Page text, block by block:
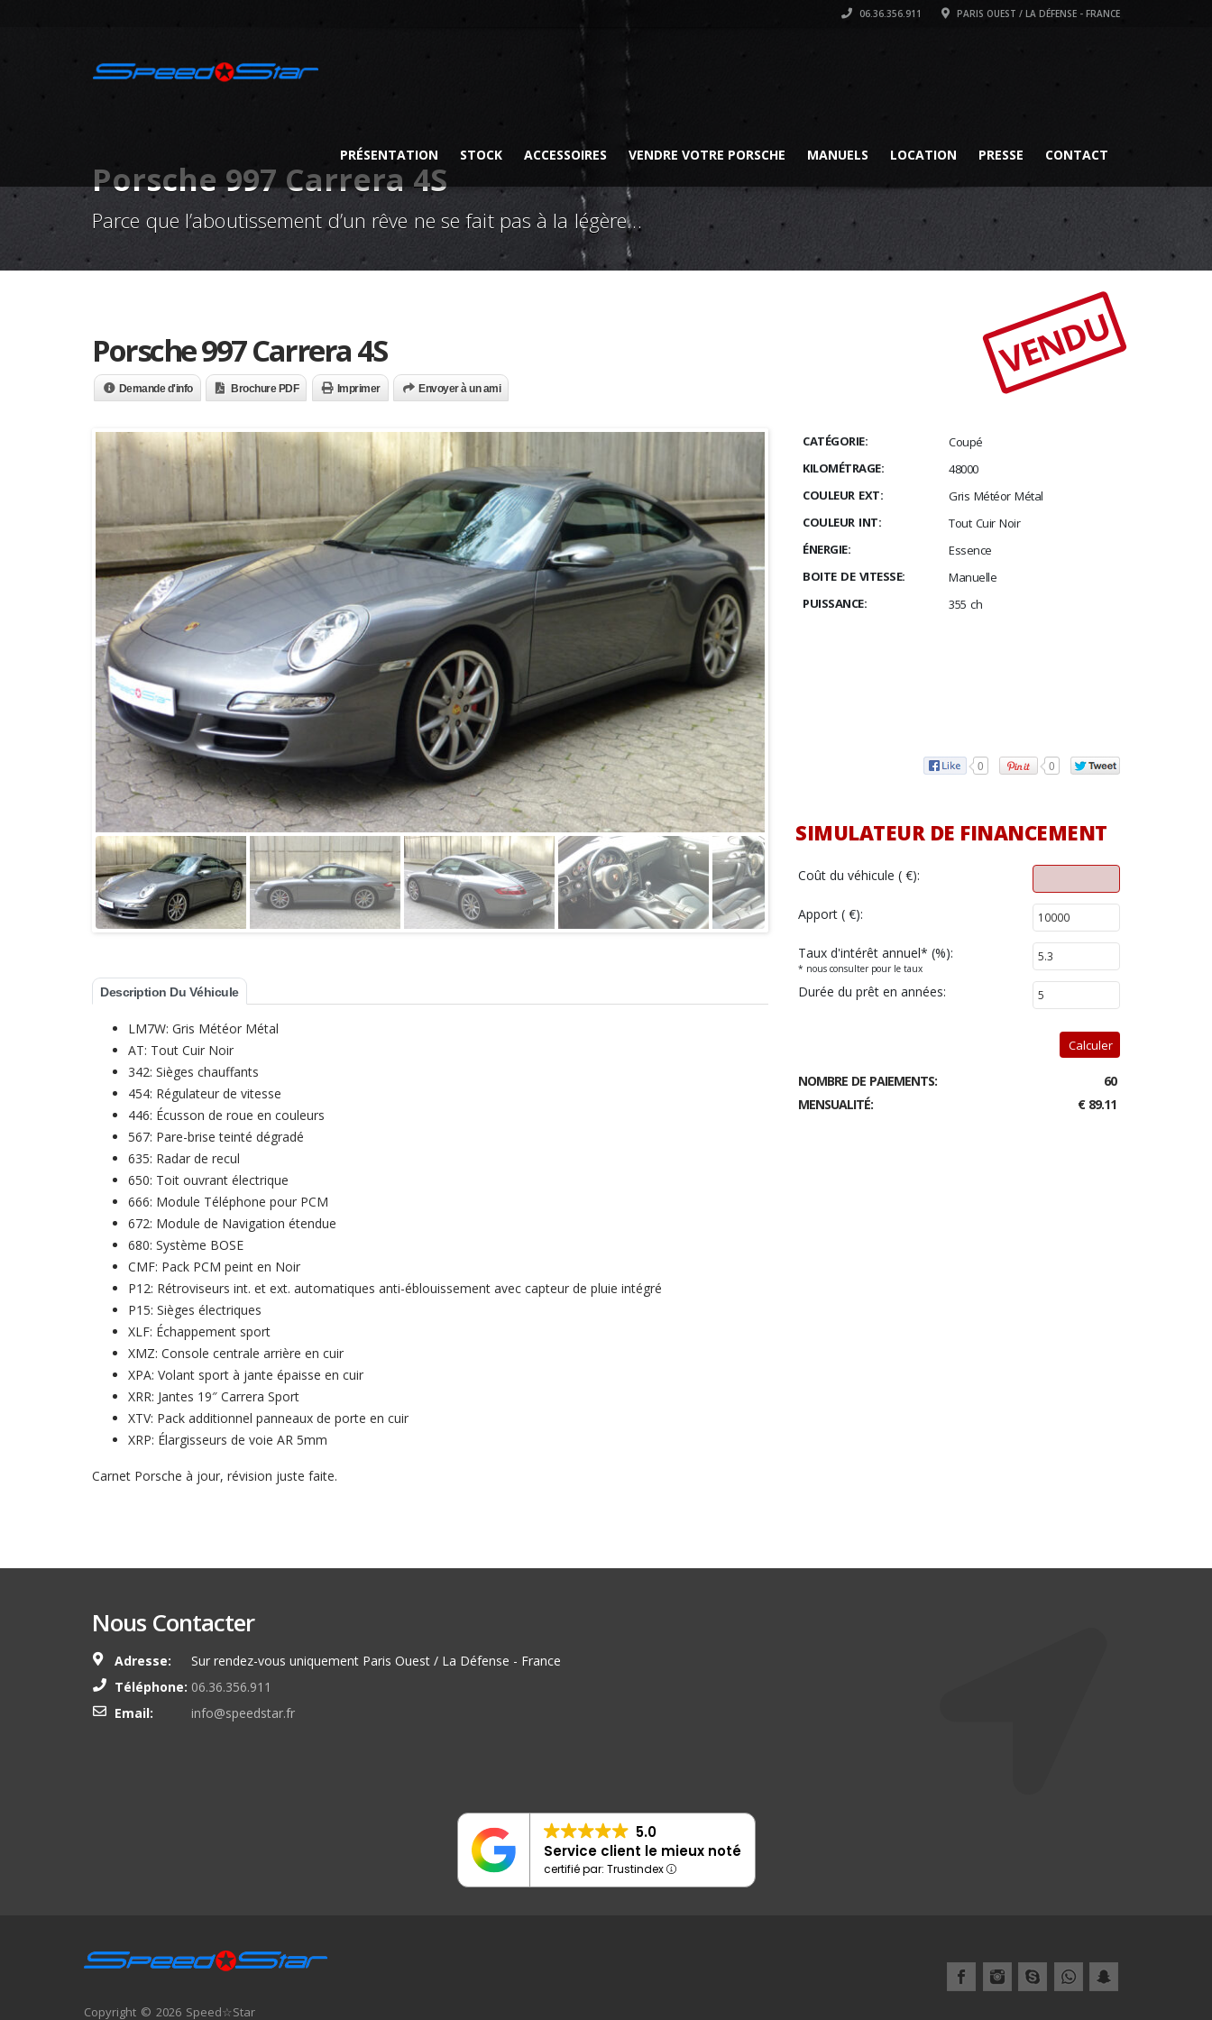
06.36.356.911 PARIS OUEST / LA DÉFENSE - FRANCE
PRÉSENTATION STOCK ACCESSOIRES VENDRE VOTRE PORSCHE MANUELS LOCATION PRESSE CONTACT
Porsche 997 Carrera 4S
Parce que l’aboutissement d’un rêve ne se fait pas à la légère…
Porsche 997 Carrera 4S VENDU
Demande d'info Brochure PDF Imprimer Envoyer à un ami
Description Du Véhicule
LM7W: Gris Météor Métal
AT: Tout Cuir Noir
342: Sièges chauffants
454: Régulateur de vitesse
446: Écusson de roue en couleurs
567: Pare-brise teinté dégradé
635: Radar de recul
650: Toit ouvrant électrique
666: Module Téléphone pour PCM
672: Module de Navigation étendue
680: Système BOSE
CMF: Pack PCM peint en Noir
P12: Rétroviseurs int. et ext. automatiques anti-éblouissement avec capteur de pluie intégré
P15: Sièges électriques
XLF: Échappement sport
XMZ: Console centrale arrière en cuir
XPA: Volant sport à jante épaisse en cuir
XRR: Jantes 19″ Carrera Sport
XTV: Pack additionnel panneaux de porte en cuir
XRP: Élargisseurs de voie AR 5mm
Carnet Porsche à jour, révision juste faite.
CATÉGORIE:
Coupé
KILOMÉTRAGE:
48000
COULEUR EXT:
Gris Météor Métal
COULEUR INT:
Tout Cuir Noir
ÉNERGIE:
Essence
BOITE DE VITESSE:
Manuelle
PUISSANCE:
355 ch
0 0
SIMULATEUR DE FINANCEMENT
Coût du véhicule ( €):
Apport ( €):
Taux d'intérêt annuel* (%):
* nous consulter pour le taux
Durée du prêt en années:
Calculer
NOMBRE DE PAIEMENTS:
60
MENSUALITÉ:
€ 89.11
Nous Contacter
Adresse:
Sur rendez-vous uniquement Paris Ouest / La Défense - France
Téléphone: 06.36.356.911
Email:
info@speedstar.fr
5.0
Service client le mieux noté
certifié par: Trustindex
Copyright © 2026 Speed☆Star